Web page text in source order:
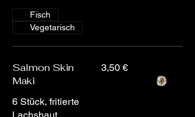
Fisch
Vegetarisch
Salmon Skin
Maki
6 Stück, fritierte
Lachshaut
3,50 €